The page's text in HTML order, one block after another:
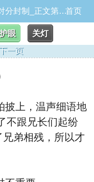
大明：我，开国王爷，带头反对分封制_正文第17章违首页
护眼
关灯
一页
上，温声细语地
不跟兄长们起纷
弟相残，所以才